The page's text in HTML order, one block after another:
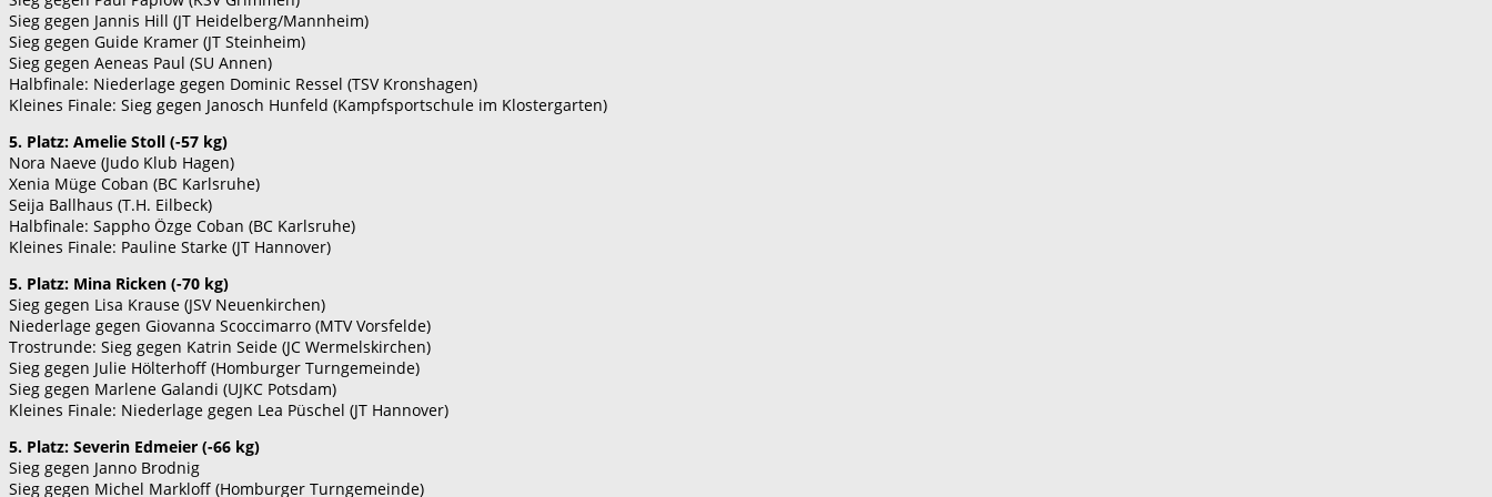
Sieg gegen Jannis Hill (JT Heidelberg/Mannheim)
Sieg gegen Guide Kramer (JT Steinheim)
Sieg gegen Aeneas Paul (SU Annen)
Halbfinale: Niederlage gegen Dominic Ressel (TSV Kronshagen)
Kleines Finale: Sieg gegen Janosch Hunfeld (Kampfsportschule im Klostergarten)
5. Platz: Amelie Stoll (-57 kg)
Nora Naeve (Judo Klub Hagen)
Xenia Müge Coban (BC Karlsruhe)
Seija Ballhaus (T.H. Eilbeck)
Halbfinale: Sappho Özge Coban (BC Karlsruhe)
Kleines Finale: Pauline Starke (JT Hannover)
5. Platz: Mina Ricken (-70 kg)
Sieg gegen Lisa Krause (JSV Neuenkirchen)
Niederlage gegen Giovanna Scoccimarro (MTV Vorsfelde)
Trostrunde: Sieg gegen Katrin Seide (JC Wermelskirchen)
Sieg gegen Julie Hölterhoff (Homburger Turngemeinde)
Sieg gegen Marlene Galandi (UJKC Potsdam)
Kleines Finale: Niederlage gegen Lea Püschel (JT Hannover)
5. Platz: Severin Edmeier (-66 kg)
Sieg gegen Janno Brodnig
Sieg gegen Michel Markloff (Homburger Turngemeinde)